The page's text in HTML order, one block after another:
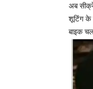
अब
शूटिंग के
बाइक